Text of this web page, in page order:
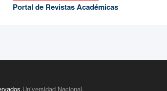
Portal de Revistas Académicas
Universidad Nacional.